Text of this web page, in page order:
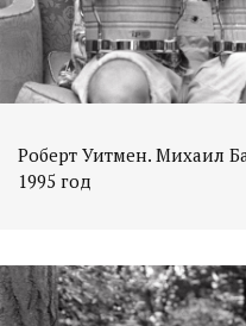
Роберт Уитмен. Михаил
1995 год